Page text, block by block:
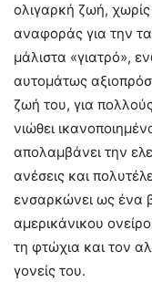
ολιγαρκή ζωή, χωρίς
αναφοράς για την
μάλιστα «γιατρό»,
αυτομάτως
ζωή του, για
νιώθει
απολαμβάνει την
ανέσεις και
ενσαρκώνει ως ένα
αμερικάνικου
τη φτώχια και τον
γονείς του.